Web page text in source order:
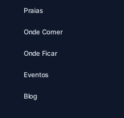
Praias
Onde Comer
Onde Ficar
Eventos
Blog